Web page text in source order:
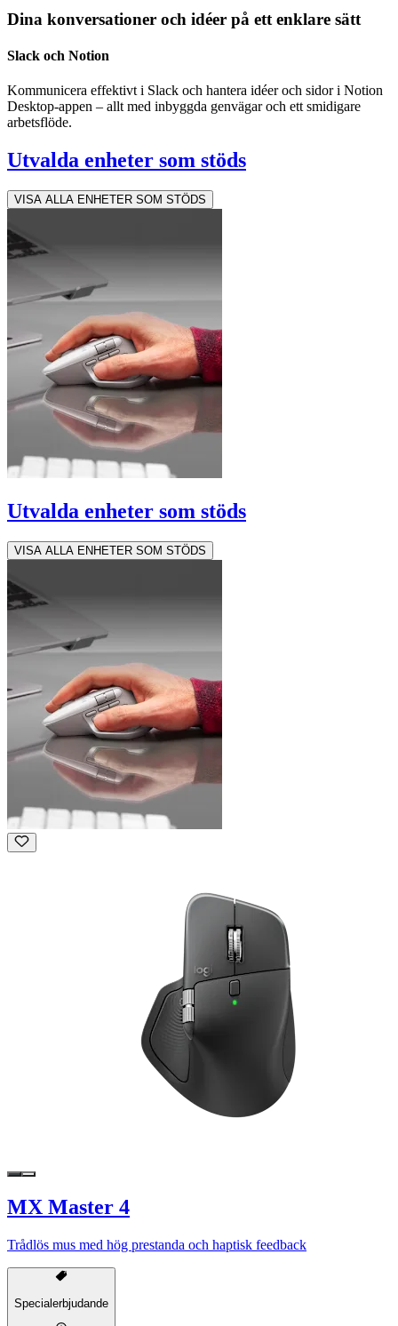
Dina konversationer och idéer på ett enklare sätt
Slack och Notion
Kommunicera effektivt i Slack och hantera idéer och sidor i Notion
Desktop-appen – allt med inbyggda genvägar och ett smidigare
arbetsflöde.
Utvalda enheter som stöds
VISA ALLA ENHETER SOM STÖDS
Utvalda enheter som stöds
VISA ALLA ENHETER SOM STÖDS
MX Master 4
Trådlös mus med hög prestanda och haptisk feedback
Specialerbjudande